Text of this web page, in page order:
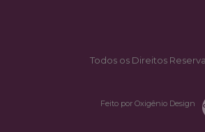
Todos os Direitos
Feito por Oxigênio Design